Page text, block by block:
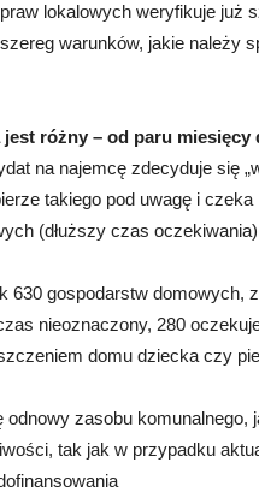
lokalowych weryfikuje już
warunków, jakie należy
różny – od paru miesięcy
na najemcę zdecyduje się
takiego pod uwagę i czeka
(dłuższy czas
630 gospodarstw domowych,
nieoznaczony, 280
domu dziecka czy
zasobu komunalnego,
tak jak w przypadku